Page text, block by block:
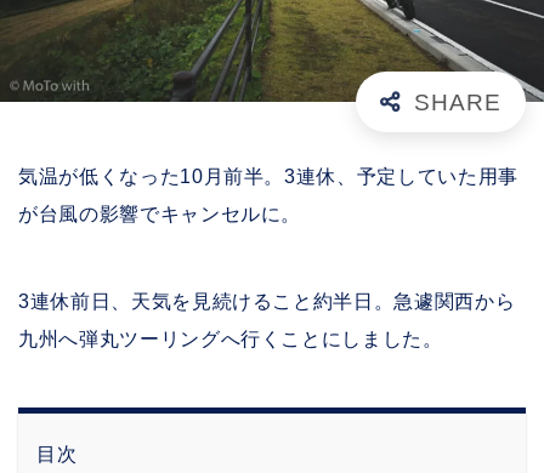
気温が低くなった10月前半。3連休、予定していた用事
が台風の影響でキャンセルに。
3連休前日、天気を見続けること約半日。急遽関西から
九州へ弾丸ツーリングへ行くことにしました。
目次